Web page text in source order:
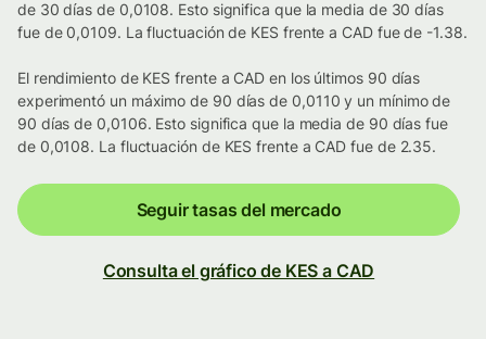
de 30 días de 0,0108. Esto significa que la media de 30 días
fue de 0,0109. La fluctuación de KES frente a CAD fue de -1.38.
El rendimiento de KES frente a CAD en los últimos 90 días
experimentó un máximo de 90 días de 0,0110 y un mínimo de
90 días de 0,0106. Esto significa que la media de 90 días fue
de 0,0108. La fluctuación de KES frente a CAD fue de 2.35.
Seguir tasas del mercado
Consulta el gráfico de KES a CAD